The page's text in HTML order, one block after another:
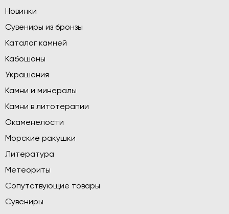
Новинки
Сувениры из бронзы
Каталог камней
Кабошоны
Украшения
Камни и минералы
Камни в литотерапии
Окаменелости
Морские ракушки
Литература
Метеориты
Сопутствующие товары
Сувениры